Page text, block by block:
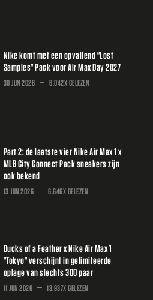
Nike komt met een opvallend "Lost
Samples" Pack voor Air Max Day 2027
30 JUN 2026 6.042X GELEZEN
Part 2: de laatste vier Nike Air Max 1 x
MLB City Connect Pack sneakers zijn
ook bekend
13 JUN 2026 6.646X GELEZEN
Ducks of a Feather x Nike Air Max 1
"Tokyo" verschijnt in gelimiteerde
oplage van slechts 300 paar
11 JUN 2026 13.937X GELEZEN